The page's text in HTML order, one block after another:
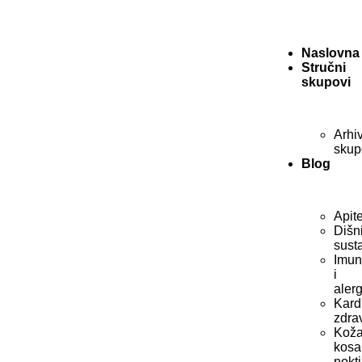
Naslovna
Stručni
skupovi
Blog
i